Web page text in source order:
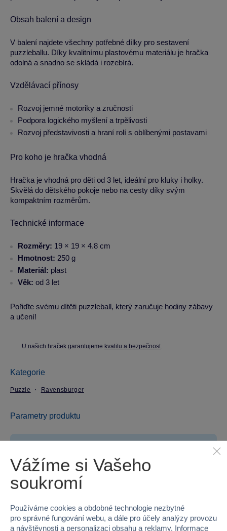
Obsah balení a design
V balení najdete všechny potřebné dílky pro sestavení
puzzleballu. Díky kvalitnímu plastovému materiálu je hračka
odolná a snadno se skládá i rozebírá.
Vzdělávací přínosy
Rozvoj jemné motoriky a zručnosti
Podpora logického myšlení a trpělivosti
Rozvoj představivosti a hraní rolí s oblíbenými postavami
Pro koho je hračka vhodná
Hračka je vhodná pro děti od 3 let, ideální pro kluky i holky.
Skvělá do dětského pokoje nebo na cesty díky svým
kompaktním rozměrům.
Technické informace
Rozměry: 19 × 19 × 4.8 cm
Hmotnost: 250 g
Materiál: plast
Věk: od 3 let
Pořiďte svému dítěti puzzleball, který zaručuje hodiny zábavy
a učení!
U našich hraček garantujeme kvalitu a bezpečnost.
Kategorie
Puzzle Ravensburger
Parametry produktu
Kód produktu 958-121861
Značka
Licence NICKELODEON
Vážíme si Vašeho
soukromí
Používáme cookies a obdobné technologie nezbytné
pro správné fungování webu, a dále pro účely analýzy provozu
a návštěvnosti a personalizaci obsahu a reklamy. Informace